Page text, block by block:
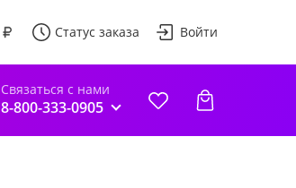
Статус заказа Войти
Связаться с нами
8-800-333-0905